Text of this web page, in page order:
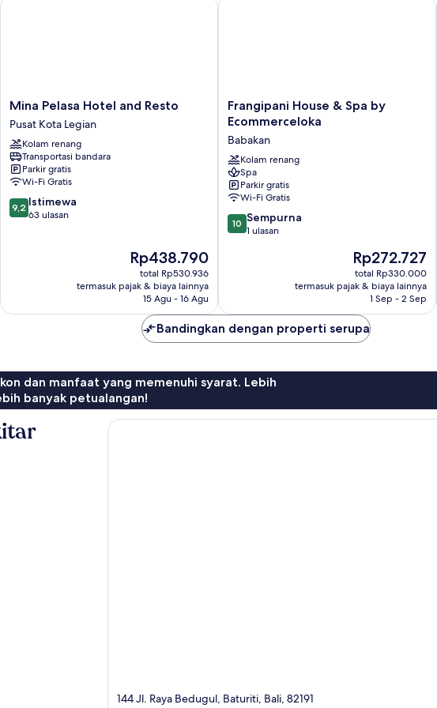
Mina
Pelasa
Hotel
and
Resto
Pusat
Kota
Legian
Mina Pelasa Hotel and Resto
Pusat Kota Legian
Kolam renang
Transportasi bandara
Parkir gratis
Wi-Fi Gratis
9.2
dari
9,2 Istimewa
63 ulasan
Harga
sekarang
Rp438.790
Rp438.790
total Rp530.936
termasuk pajak & biaya lainnya
15 Agu - 16 Agu
Frangipani
House
Spa
by
Ecommerceloka
Babakan
Frangipani House & Spa by
Ecommerceloka
Babakan
Kolam renang
Spa
Parkir gratis
Wi-Fi Gratis
10.0
dari
10 Sempurna
1 ulasan
Harga
sekarang
Rp272.727
Rp272.727
total Rp330.000
termasuk pajak & biaya lainnya
1 Sep - 2 Sep
Bandingkan dengan properti serupa
dan manfaat yang memenuhi syarat. Lebih
banyak petualangan!
144 Jl. Raya Bedugul, Baturiti, Bali, 82191